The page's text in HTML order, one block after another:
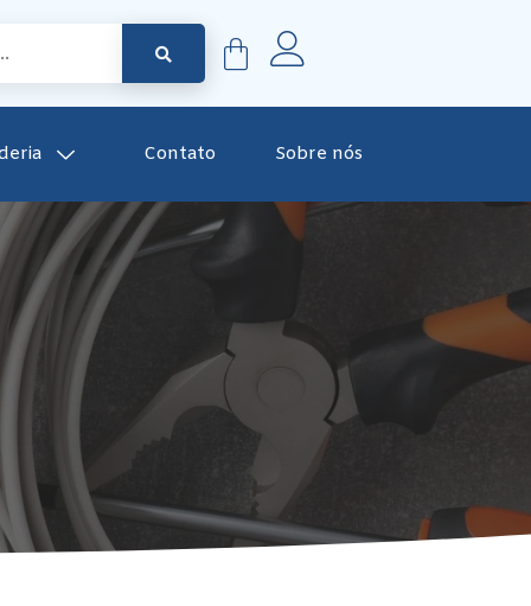
Contato Sobre nós